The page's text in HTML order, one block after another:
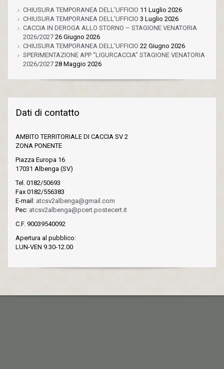
CHIUSURA TEMPORANEA DELL’UFFICIO 11 Luglio 2026
CHIUSURA TEMPORANEA DELL’UFFICIO 3 Luglio 2026
CACCIA IN DEROGA ALLO STORNO – STAGIONE VENATORIA
2026/2027 26 Giugno 2026
CHIUSURA TEMPORANEA DELL’UFFICIO 22 Giugno 2026
SPERIMENTAZIONE APP “LIGURCACCIA” STAGIONE VENATORIA
2026/2027 28 Maggio 2026
Dati di contatto
AMBITO TERRITORIALE DI CACCIA SV 2
ZONA PONENTE
Piazza Europa 16
17031 Albenga (SV)
Tel. 0182/50693
Fax 0182/556383
E-mail: atcsv2albenga@gmail.com
Pec: atcsv2albenga@pcert.postecert.it
C.F. 90039540092
Apertura al pubblico:
LUN-VEN 9.30-12.00